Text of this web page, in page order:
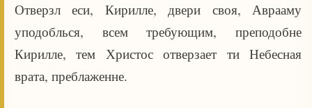
Отверзл еси, Кирилле, двери своя, Аврааму
уподоблься, всем требующим, преподобне
Кирилле, тем Христос отверзает ти Небесная
врата, преблаженне.